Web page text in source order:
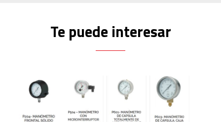
Te puede interesar